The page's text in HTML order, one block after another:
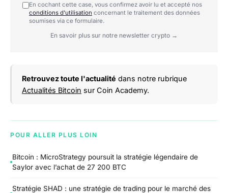
En cochant cette case, vous confirmez avoir lu et accepté nos
conditions d'utilisation concernant le traitement des données
soumises via ce formulaire.
En savoir plus sur notre newsletter crypto →
Retrouvez toute l'actualité dans notre rubrique
Actualités Bitcoin sur Coin Academy.
POUR ALLER PLUS LOIN
Bitcoin : MicroStrategy poursuit la stratégie légendaire de
Saylor avec l’achat de 27 200 BTC
Stratégie SHAD : une stratégie de trading pour le marché des